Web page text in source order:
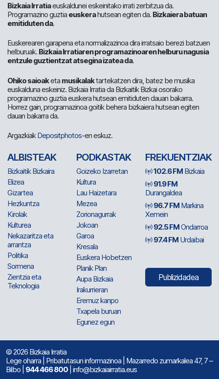
Bizkaia Irratiaeuskaldunei eskeinitako irrati zerbitzua da.
Programazino guztia euskerahutsean egiten da. Bizkaiera batuan
emitiduten da.
Euskerearen garapena eta normalizazinoa dira irratsaio berezi batzuen
helburuak. Bizkaia Irratiaren programazinoaren helburu nagusia
entzule guztientzat atsegina izatea da.
Ohiko saioaketa musikalaktartekatzen dira, batez be musika
euskalduna eskeiniz. Bizkaia Irratia da Bizkaitik Bizkai osorako
programazino guztia euskera hutsean emitiduten dauan bakarra.
Horrez gain, programazinoa goitik behera bizkaiera hutsean egiten
dauan bakarra da.
ArgazkiakDepositphotos-en eskuz.
ALBISTEAK
Bizkaitik Bizkaira
Elizea
Gizartea
Hezkuntza
Kirolak
Kulturea
Nekazaritza eta
arrantza
Politika
Sormena
Zientzia eta
Teknologia
PODKASTAK
Goizeko Izarretan
Kultura
Lau Haizetara
Mezea
Zorionagurrak
Jokoan
Garoa
Kresala
Euskera Hobetzen
Planik Plan
Aupa Bizkaia
Irakurrieran
Eremuz kanpo
Txapela buruan
Egunez egun
FREKUENTZIAK
102.6 FM Bizkaia
91.9 FM
Durangaldea
96.7 FM Markina
Xemein
92.5 FMOndarroa
97.4 FM Urdaibai
Publizidadea
© 2026 Bizkaia Irratia
Lege oharra Pribatutasun informazinoa | Mazarredo zumarkalea 47, 7 –
Bilbo | 944 466 800 | info@bizkaiairratia.eus